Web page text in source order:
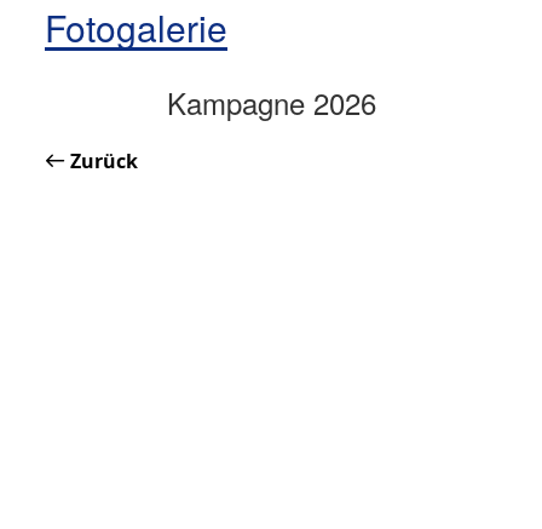
Fotogalerie
Kampagne 2026
Zurück